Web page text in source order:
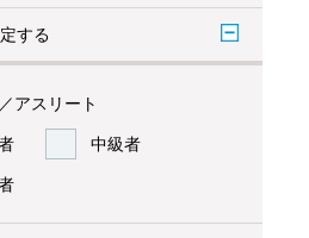
する
アスリート
中級者